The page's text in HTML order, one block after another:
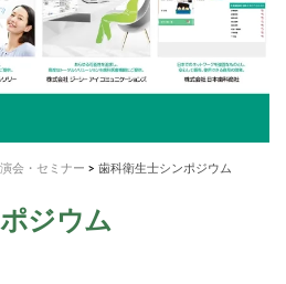
ー
to your quality of life
フロー
ジーブック」公開
ブロック テクノロジーブッ
DH
/ 318 Prime
会・セミナー 歯科衛生士シンポジウム
ジウム